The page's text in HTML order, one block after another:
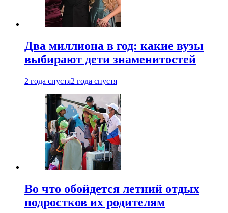
Два миллиона в год: какие вузы
выбирают дети знаменитостей
2 года спустя2 года спустя
Во что обойдется летний отдых
подростков их родителям